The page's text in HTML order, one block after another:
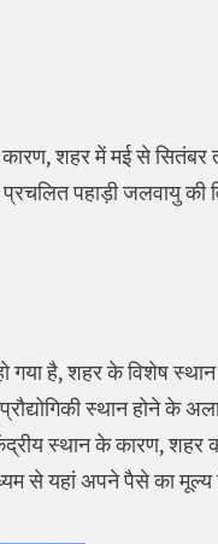
शहर में मई से सितंबर
पहाड़ी जलवायु
है, शहर के विशेष स्थान
स्थान होने के
स्थान के कारण, शहर
से यहां अपने पैसे का मूल्य